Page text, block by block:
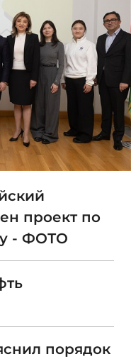
проект по
- ФОТО
порядок